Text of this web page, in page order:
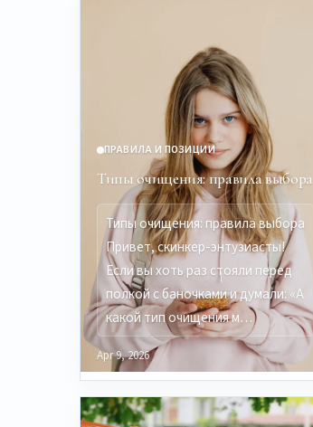
ПРАВИЛА И ПОЗИЦИИ
Типы очищения: правила выбора
Типы очищения: правила выбора
Привет, скинкер-энтузиасты!
Если вы хоть раз стояли перед
полкой с баночками и думали: «А
какой тип очищения м…
Apr 9, 2026